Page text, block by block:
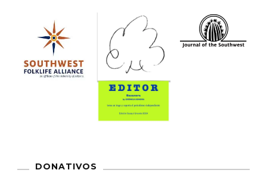
DONATIVOS